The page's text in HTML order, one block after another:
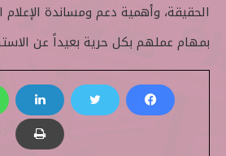
الحقيقة، وأهمية دعم ومساندة الإعلام
بمهام عملهم بكل حرية بعيداً عن